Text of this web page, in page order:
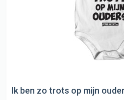
Ik ben zo trots op mijn